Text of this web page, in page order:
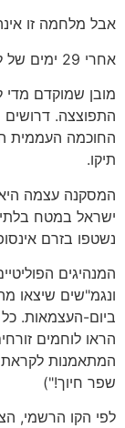
אבל מלחמה זו
אחרי 29 ימים של לחימה (עד כה) אפשר כבר לשאול: מי ניצח?
מובן שמוקדם
התפוצצה. דרושים
החוכמה העממית
תיקו.
המסקנה עצמה
ישראל במטח
נשטפו בזרם
המנהיגים
ונגמ"שים שיצאו
ביום-העצמאות.
הראו לוחמים
המתאמנות
שפר חיוך!")
לפי הקו הרשמי,